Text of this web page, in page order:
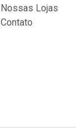
Nossas Lojas
Contato